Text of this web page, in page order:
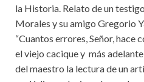
la Historia. Relato de un
Morales y su amigo Gregorio
“Cuantos errores, Señor, hace
el viejo cacique y más
del maestro la lectura de un